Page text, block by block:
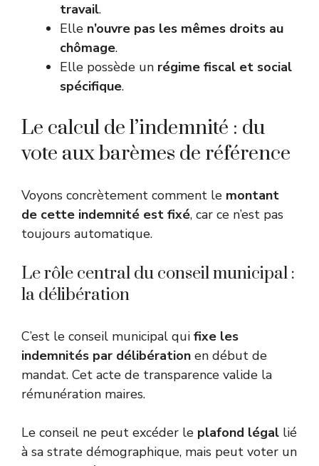
travail.
Elle n’ouvre pas les mêmes droits au
chômage.
Elle possède un régime fiscal et social
spécifique.
Le calcul de l’indemnité : du
vote aux barèmes de référence
Voyons concrètement comment le montant
de cette indemnité est fixé, car ce n’est pas
toujours automatique.
Le rôle central du conseil municipal :
la délibération
C’est le conseil municipal qui fixe les
indemnités par délibération en début de
mandat. Cet acte de transparence valide la
rémunération maires.
Le conseil ne peut excéder le plafond légal lié
à sa strate démographique, mais peut voter un